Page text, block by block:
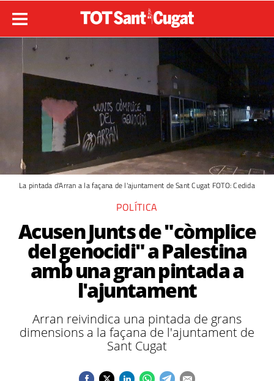
La pintada d'Arran a la façana de l'ajuntament de Sant Cugat FOTO: Cedida
POLÍTICA
Acusen Junts de "còmplice
del genocidi" a Palestina
amb una gran pintada a
l'ajuntament
Arran reivindica una pintada de grans
dimensions a la façana de l'ajuntament de
Sant Cugat